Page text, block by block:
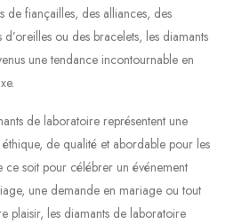
de fiançailles, des alliances, des
ou des bracelets, les diamants
une tendance incontournable en
de laboratoire représentent une
de qualité et abordable pour les
ce soit pour célébrer un événement
une demande en mariage ou tout
plaisir, les diamants de laboratoire